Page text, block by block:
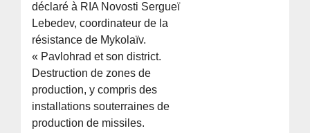
déclaré à RIA Novosti Sergueï
Lebedev, coordinateur de la
résistance de Mykolaïv.
« Pavlohrad et son district.
Destruction de zones de
production, y compris des
installations souterraines de
production de missiles.